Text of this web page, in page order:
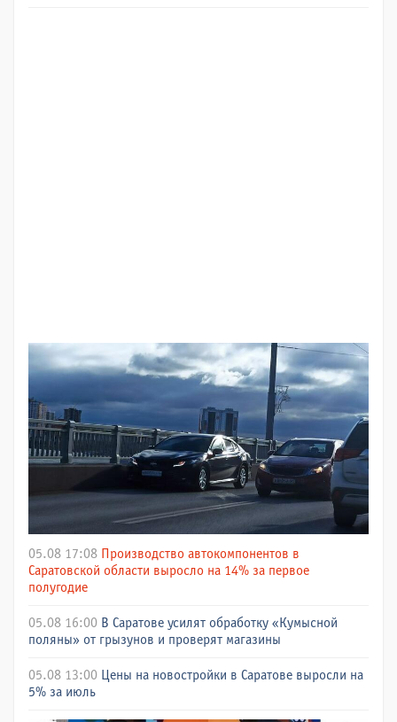
05.08 17:08 Производство автокомпонентов в
Саратовской области выросло на 14% за первое
полугодие
05.08 16:00 В Саратове усилят обработку «Кумысной
поляны» от грызунов и проверят магазины
05.08 13:00 Цены на новостройки в Саратове выросли на
5% за июль